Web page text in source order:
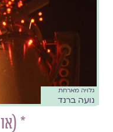
גלויה מארחת
נועה ברנד
*